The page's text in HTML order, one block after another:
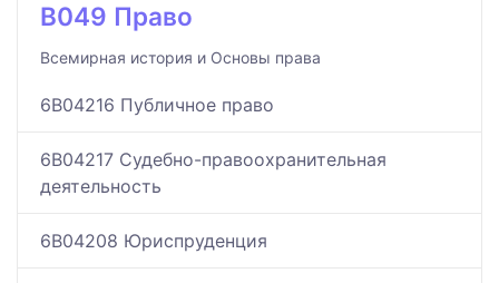
B049 Право
Всемирная история и Основы права
6B04216 Публичное право
6B04217 Судебно-правоохранительная
деятельность
6B04208 Юриспруденция